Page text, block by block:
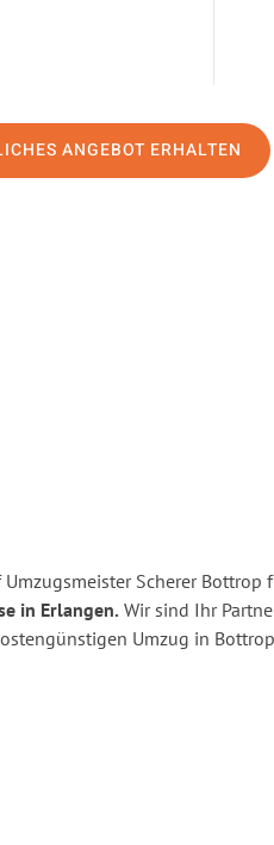
ANGEBOT ERHALTEN
Umzugsmeister Scherer
in Erlangen. Wir sind Ihr
Umzug in